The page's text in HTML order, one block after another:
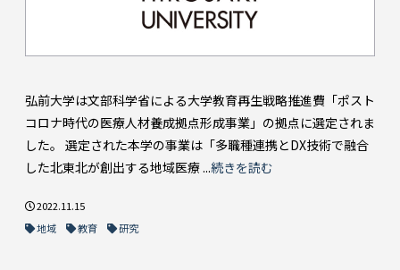
弘前大学は文部科学省による大学教育再生戦略推進費「ポスト
コロナ時代の医療人材養成拠点形成事業」の拠点に選定されま
した。 選定された本学の事業は「多職種連携とDX技術で融合
した北東北が創出する地域医療 ...続きを読む
2022.11.15
地域
教育 研究